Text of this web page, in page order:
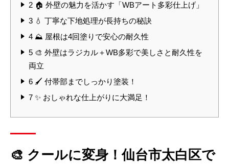
2 🏠 外壁の魅力を活かす「WBアート多彩仕上げ」
3 💧 丁寧な下地処理が長持ちの秘訣
4 ⛰ 屋根は4回塗りで安心の耐久性
5 🎨 外壁はラジカル＋WB多彩で美しさと耐久性を
両立
6 🖌 付帯部までしっかり塗装！
7 ✨ おしゃれな仕上がりに大満足！
🎨 クールに変身！仙台市太白区で